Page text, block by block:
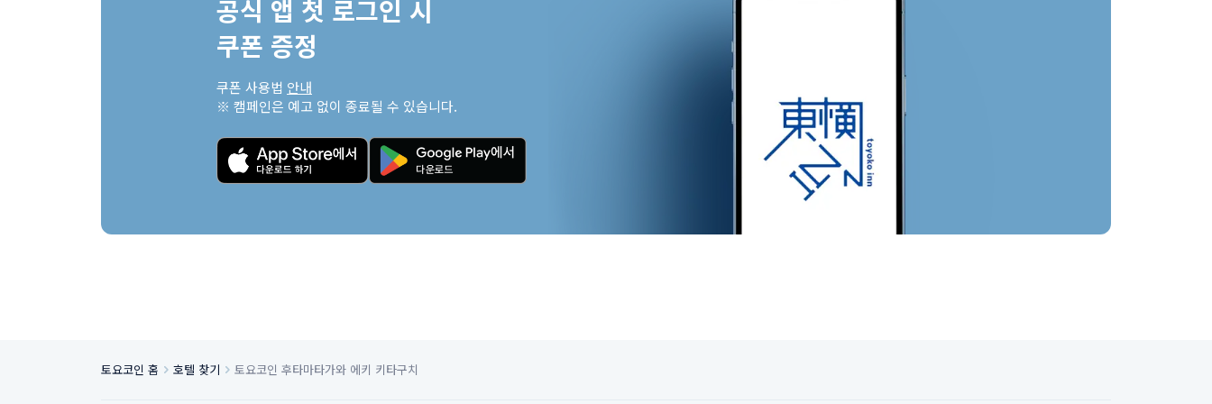
공식 앱 첫 로그인 시
쿠폰 증정
쿠폰 사용법 안내
※ 캠페인은 예고 없이 종료될 수 있습니다.
토요코인 홈 호텔 찾기 토요코인 후타마타가와 에키 키타구치